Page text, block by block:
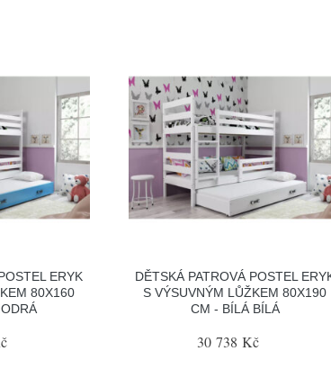
ERYK
80X160
DĚTSKÁ PATROVÁ POSTEL
S VÝSUVNÝM LŮŽKEM 80X190
CM - BÍLÁ BÍLÁ
30 738 Kč